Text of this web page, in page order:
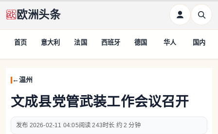
欧洲头条
首页 意大利 法国 西班牙 德国 华人 国内
温州
文成县党管武装工作会议召开
2026-02-11 04:05 243 约 2 分钟